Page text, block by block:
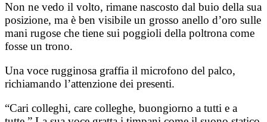
Non ne vedo il volto, rimane nascosto dal buio della sua
posizione, ma è ben visibile un grosso anello d’oro sulle
mani rugose che tiene sui poggioli della poltrona come
fosse un trono.
Una voce rugginosa graffia il microfono del palco,
richiamando l’attenzione dei presenti.
“Cari colleghi, care colleghe, buongiorno a tutti e a